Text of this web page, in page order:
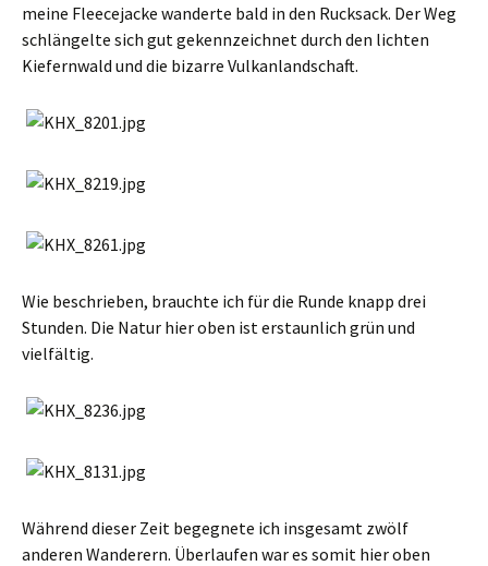
meine Fleecejacke wanderte bald in den Rucksack. Der Weg
schlängelte sich gut gekennzeichnet durch den lichten
Kiefernwald und die bizarre Vulkanlandschaft.
Wie beschrieben, brauchte ich für die Runde knapp drei
Stunden. Die Natur hier oben ist erstaunlich grün und
vielfältig.
Während dieser Zeit begegnete ich insgesamt zwölf
anderen Wanderern. Überlaufen war es somit hier oben